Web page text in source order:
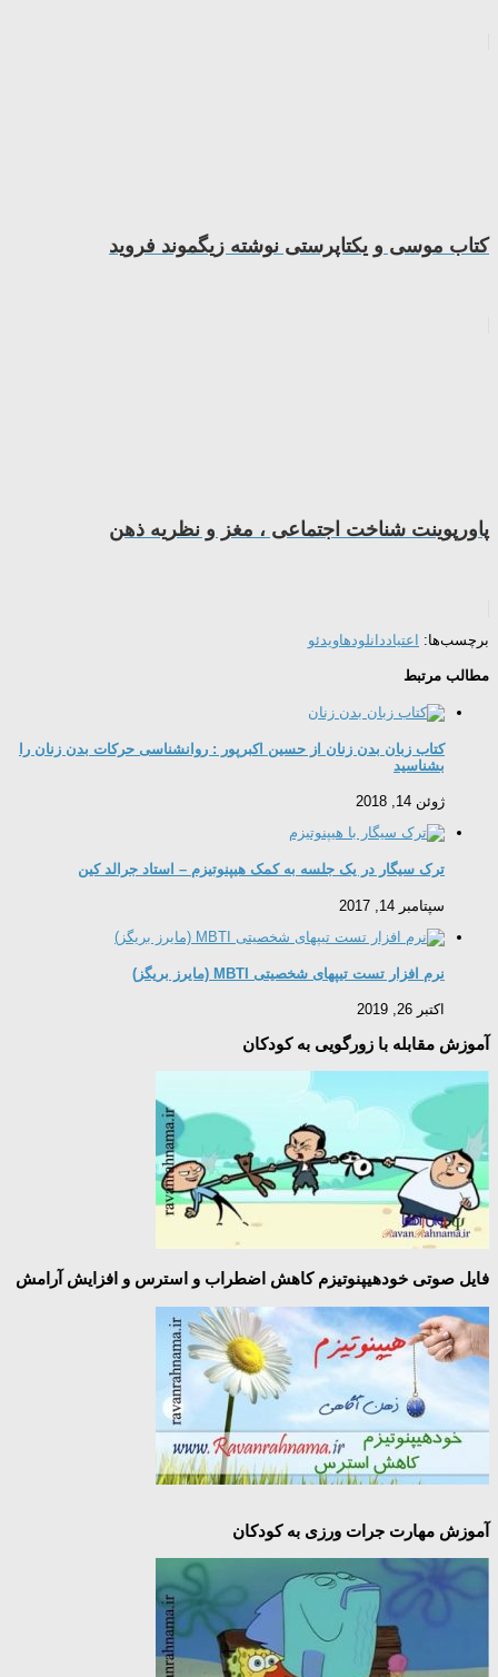
کتاب موسی و یکتاپرستی نوشته زیگموند فروید
پاورپوینت شناخت اجتماعی ، مغز و نظریه ذهن
برچسب‌ها: اعتیاددانلودهاویدئو
مطالب مرتبط
کتاب زبان بدن زنان از حسین اکبرپور : روانشناسی حرکات بدن زنان را
بشناسید
ژوئن 14, 2018
ترک سیگار در یک جلسه به کمک هیپنوتیزم – استاد جرالد کین
سپتامبر 14, 2017
نرم افزار تست تیپهای شخصیتی MBTI (مایرز بریگز)
اکتبر 26, 2019
آموزش مقابله با زورگویی به کودکان
فایل صوتی خودهیپنوتیزم کاهش اضطراب و استرس و افزایش آرامش
آموزش مهارت جرات ورزی به کودکان